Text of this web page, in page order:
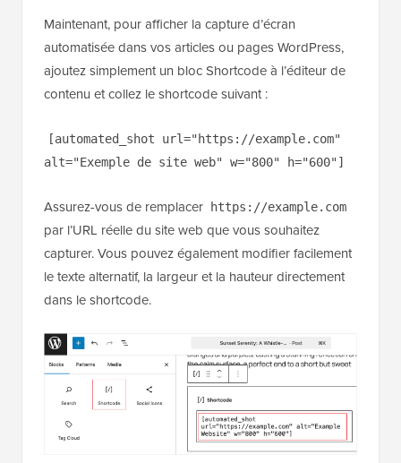
Maintenant, pour afficher la capture d’écran
automatisée dans vos articles ou pages WordPress,
ajoutez simplement un bloc Shortcode à l’éditeur de
contenu et collez le shortcode suivant :
[automated_shot url="https://example.com"
alt="Exemple de site web" w="800" h="600"]
Assurez-vous de remplacer https://example.com
par l’URL réelle du site web que vous souhaitez
capturer. Vous pouvez également modifier facilement
le texte alternatif, la largeur et la hauteur directement
dans le shortcode.